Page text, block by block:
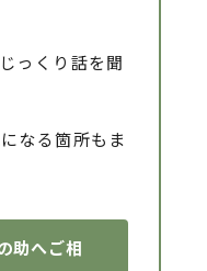
っくり話を聞
なる箇所もま
助へご相